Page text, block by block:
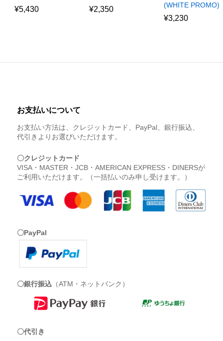
¥5,430 ¥2,350
(WHITE PROMO)
¥3,230
お支払いについて
お支払い方法は、クレジットカード、PayPal、銀行振込、
代引きよりお選びいただけます。
〇クレジットカード
VISA・MASTER・JCB・AMERICAN EXPRESS・DINERSが
ご利用いただけます。（一括払いのみ申し受けます。）
〇PayPal
〇銀行振込 （ATM・ネットバンク）
〇代引き